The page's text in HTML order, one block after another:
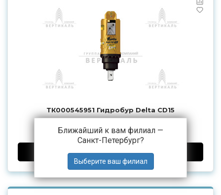
Ближайший к вам филиал —
Санкт-Петербург?
ТК000545951 Гидробур Delta CD15
от560 400 ₽
ДОБАВИТЬ В КОРЗИНУ